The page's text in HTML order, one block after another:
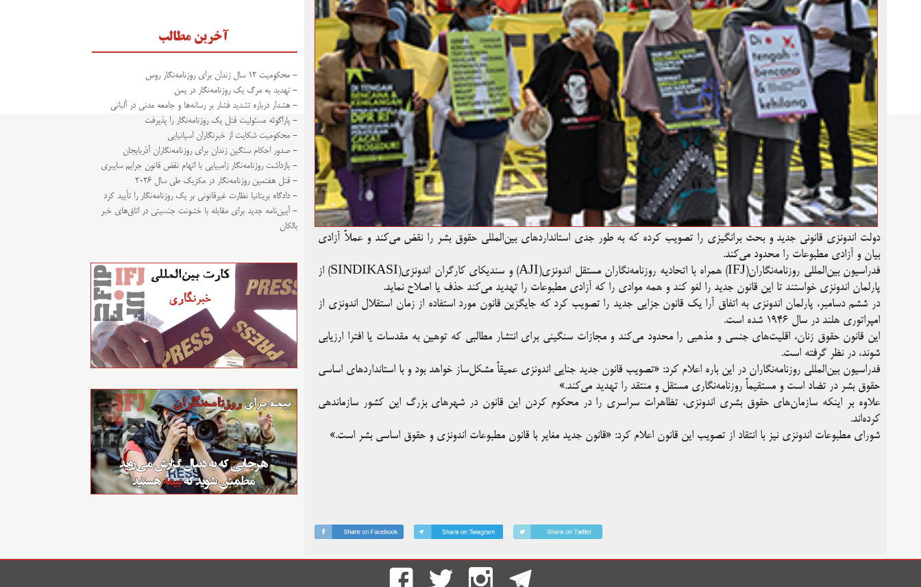
دولت اندونزی قانونی جدید و بحث برانگیزی را تصویب کرده که به طور جدی استانداردهای بین‌المللی حقوق بشر را نقض می‌کند و عملاً آزادی
بیان و آزادی مطبوعات را محدود می‌کند.
فدراسیون بین‌المللی روزنامه‌نگاران(IFJ) همراه با اتحادیه روزنامه‌نگاران مستقل اندونزی(AJI) و سندیکای کارگران اندونزی(SINDIKASI) از
پارلمان اندونزی خواستند تا این قانون جدید را لغو کند و همه موادی را که آزادی مطبوعات را تهدید می‌کند حذف یا اصلاح نماید.
در ششم دسامبر، پارلمان اندونزی به اتفاق آرا یک قانون جزایی جدید را تصویب کرد که جایگزین قانون مورد استفاده از زمان استقلال اندونزی از
امپراتوری هلند در سال ۱۹۴۶ شده است.
این قانون حقوق زنان، اقلیت‌های جنسی و مذهبی را محدود می‌کند و مجازات سنگینی برای انتشار مطالبی که توهین به مقدسات یا افترا ارزیابی
شوند، در نظر گرفته است.
فدراسیون بین‌المللی روزنامه‌نگاران در این باره اعلام کرد: «تصویب قانون جدید جنایی اندونزی عمیقاً مشکل‌ساز خواهد بود و با استانداردهای اساسی
حقوق بشر در تضاد است و مستقیماً روزنامه‌نگاری مستقل و منتقد را تهدید می‌کند.»
علاوه بر اینکه سازمان‌های حقوق بشری اندونزی، تظاهرات سراسری را در محکوم کردن این قانون در شهرهای بزرگ این کشور سازماندهی
کرده‌اند.
شورای مطبوعات اندونزی نیز با انتقاد از تصویب این قانون اعلام کرد: «قانون جدید مغایر با قانون مطبوعات اندونزی و حقوق اساسی بشر است.»
آخرین مطالب
- محکومیت ۱۲ سال زندان برای روزنامه‌نگار روس
- تهدید به مرگ یک روزنامه‌نگار در یمن
- هشدار درباره تشدید فشار بر رسانه‌ها و جامعه مدنی در آلبانی
- پاراگوئه مسئولیت قتل یک روزنامه‌نگار را پذیرفت
- محکومیت شکایت از خبرنگاران اسپانیایی
- صدور احکام سنگین زندان برای روزنامه‌نگاران آذربایجان
- بازداشت روزنامه‌نگار زامبیایی با اتهام نقض قانون جرایم سایبری
- قتل هفتمین روزنامه‌نگار در مکزیک طی سال ۲۰۲۶
- دادگاه بریتانیا نظارت غیرقانونی بر یک روزنامه‌نگار را تأیید کرد
- آیین‌نامه جدید برای مقابله با خشونت جنسیتی در اتاق‌های خبر
بالکان